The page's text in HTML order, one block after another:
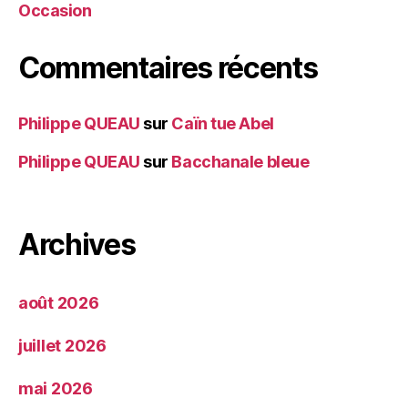
Occasion
Commentaires récents
Philippe QUEAU sur Caïn tue Abel
Philippe QUEAU sur Bacchanale bleue
Archives
août 2026
juillet 2026
mai 2026